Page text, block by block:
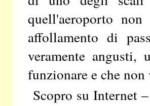
quell'aeroporto
affollamento di
veramente
funzionare e che
Scopro su Internet